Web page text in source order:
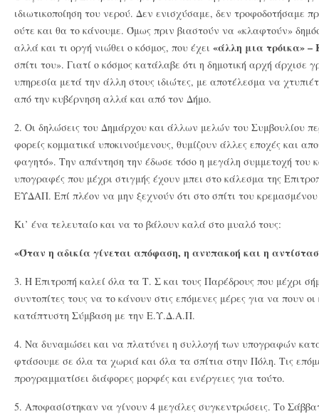
ιδιωτικοποίηση του νερού. Δεν ενισχύσαμε, δεν τροφοδοτήσαμε
ούτε και θα το κάνουμε. Όμως πριν βιαστούν να «κλαφτούν»
αλλά και τι οργή νιώθει ο κόσμος, που έχει «άλλη μια τρόικα» –
σπίτι του». Γιατί ο κόσμος κατάλαβε ότι η δημοτική αρχή άρχισε
υπηρεσία μετά την άλλη στους ιδιώτες, με αποτέλεσμα να
από την κυβέρνηση αλλά και από τον Δήμο.
2. Οι δηλώσεις του Δημάρχου και άλλων μελών του Συμβουλίου
φορείς κομματικά υποκινούμενους, θυμίζουν άλλες εποχές και
φαγητό». Την απάντηση την έδωσε τόσο η μεγάλη συμμετοχή του
υπογραφές που μέχρι στιγμής έχουν μπει στο κάλεσμα της
ΕΥΔΑΠ. Επί πλέον να μην ξεχνούν ότι στο σπίτι του κρεμασμένου
Κι’ ένα τελευταίο και να το βάλουν καλά στο μυαλό τους:
«Όταν η αδικία γίνεται απόφαση, η ανυπακοή και η
3. Η Επιτροπή καλεί όλα τα Τ. Σ και τους Παρέδρους που μέχρι
συντοπίτες τους να το κάνουν στις επόμενες μέρες για να πουν
κατάπτυστη Σύμβαση με την Ε.Υ.Δ.Α.Π.
4. Να δυναμώσει και να πλατύνει η συλλογή των υπογραφών
φτάσουμε σε όλα τα χωριά και όλα τα σπίτια στην Πόλη. Τις
προγραμματίσει διάφορες μορφές και ενέργειες για τούτο.
5. Αποφασίστηκαν να γίνουν 4 μεγάλες συγκεντρώσεις. Το